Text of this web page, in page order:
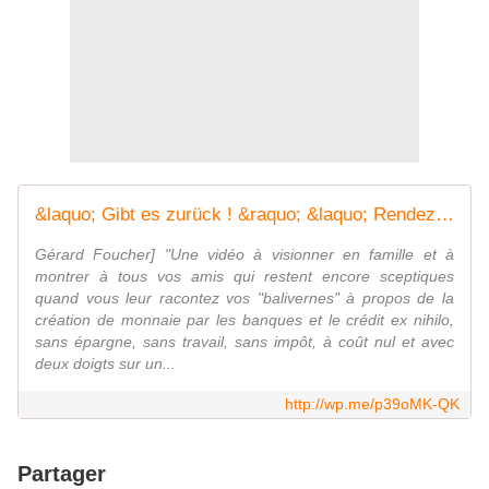
&laquo; Gibt es zurück ! &raquo; &laquo; Rendez tout ! &raquo; &laquo; Give it back! &raquo;
Gérard Foucher] "Une vidéo à visionner en famille et à
montrer à tous vos amis qui restent encore sceptiques
quand vous leur racontez vos "balivernes" à propos de la
création de monnaie par les banques et le crédit ex nihilo,
sans épargne, sans travail, sans impôt, à coût nul et avec
deux doigts sur un...
http://wp.me/p39oMK-QK
Partager